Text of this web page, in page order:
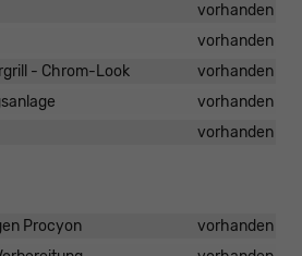
vorhanden
vorhanden
- Chrom-Look
vorhanden
vorhanden
vorhanden
Procyon
vorhanden